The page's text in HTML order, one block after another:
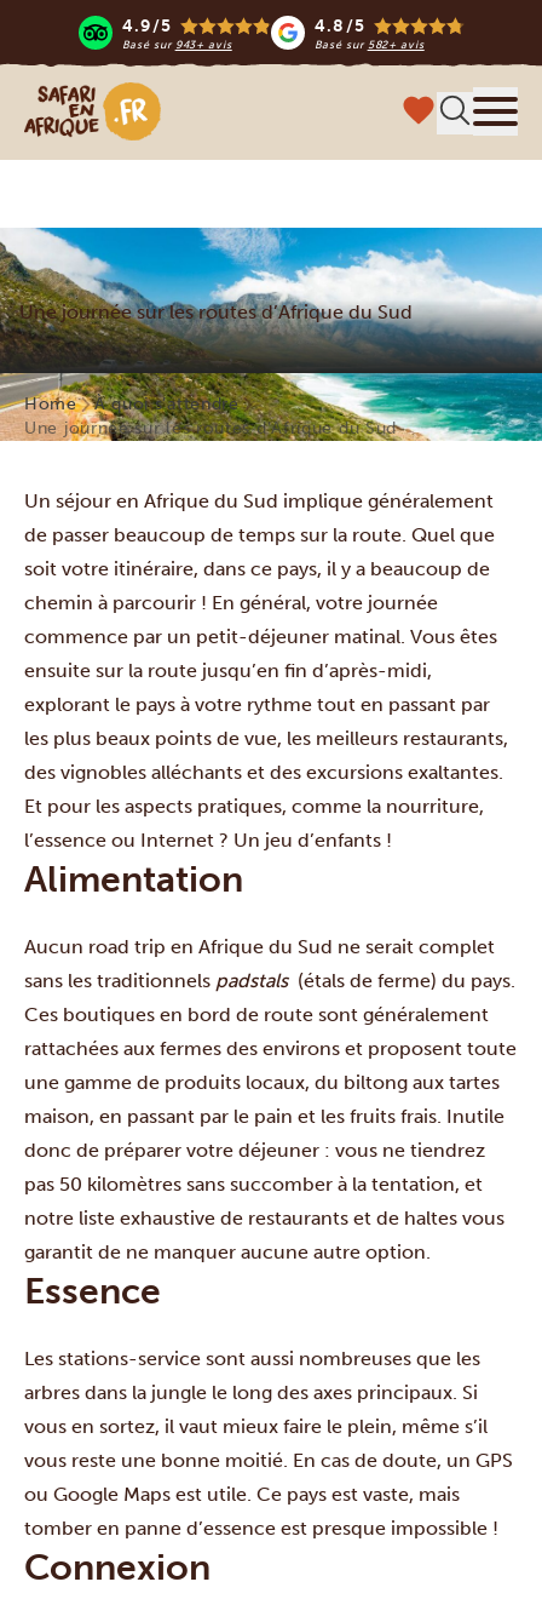
4.9/5
Basé sur 943+ avis
4.8/5
Basé sur 582+ avis
Safari en Afrique
Une journée sur les routes d’Afrique du Sud
Home
À quoi s’attendre
Une journée sur les routes d’Afrique du Sud
Un séjour en Afrique du Sud implique généralement
de passer beaucoup de temps sur la route. Quel que
soit votre itinéraire, dans ce pays, il y a beaucoup de
chemin à parcourir ! En général, votre journée
commence par un petit-déjeuner matinal. Vous êtes
ensuite sur la route jusqu’en fin d’après-midi,
explorant le pays à votre rythme tout en passant par
les plus beaux points de vue, les meilleurs restaurants,
des vignobles alléchants et des excursions exaltantes.
Et pour les aspects pratiques, comme la nourriture,
l’essence ou Internet ? Un jeu d’enfants !
Alimentation
Aucun road trip en Afrique du Sud ne serait complet
sans les traditionnels padstals(étals de ferme) du pays.
Ces boutiques en bord de route sont généralement
rattachées aux fermes des environs et proposent toute
une gamme de produits locaux, du biltong aux tartes
maison, en passant par le pain et les fruits frais. Inutile
donc de préparer votre déjeuner : vous ne tiendrez
pas 50 kilomètres sans succomber à la tentation, et
notre liste exhaustive de restaurants et de haltes vous
garantit de ne manquer aucune autre option.
Essence
Les stations-service sont aussi nombreuses que les
arbres dans la jungle le long des axes principaux. Si
vous en sortez, il vaut mieux faire le plein, même s’il
vous reste une bonne moitié. En cas de doute, un GPS
ou Google Maps est utile. Ce pays est vaste, mais
tomber en panne d’essence est presque impossible !
Connexion